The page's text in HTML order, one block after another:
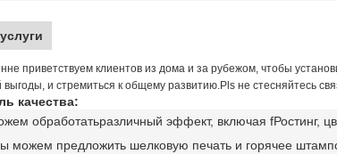
приветствуем клиентов из дома и за рубежом, чтобы
выгоды, и стремиться к общему развитию.Pls не стесняйтесь
качества:
обработатьразличный эффект, включая fРостинг,
можем предложить шелковую печать и горячее